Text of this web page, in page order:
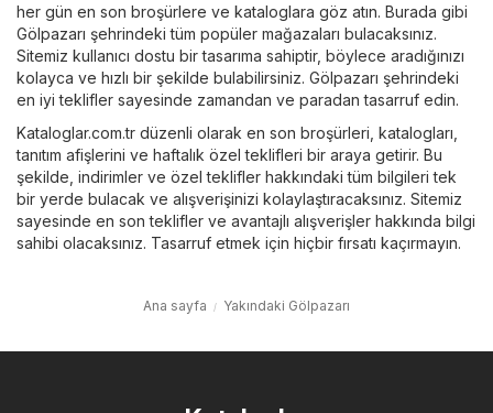
her gün en son broşürlere ve kataloglara göz atın. Burada gibi
Gölpazarı şehrindeki tüm popüler mağazaları bulacaksınız.
Sitemiz kullanıcı dostu bir tasarıma sahiptir, böylece aradığınızı
kolayca ve hızlı bir şekilde bulabilirsiniz. Gölpazarı şehrindeki
en iyi teklifler sayesinde zamandan ve paradan tasarruf edin.
Kataloglar.com.tr düzenli olarak en son broşürleri, katalogları,
tanıtım afişlerini ve haftalık özel teklifleri bir araya getirir. Bu
şekilde, indirimler ve özel teklifler hakkındaki tüm bilgileri tek
bir yerde bulacak ve alışverişinizi kolaylaştıracaksınız. Sitemiz
sayesinde en son teklifler ve avantajlı alışverişler hakkında bilgi
sahibi olacaksınız. Tasarruf etmek için hiçbir fırsatı kaçırmayın.
Ana sayfa Yakındaki Gölpazarı